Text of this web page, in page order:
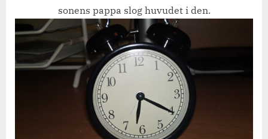
sonens pappa slog huvudet i den.